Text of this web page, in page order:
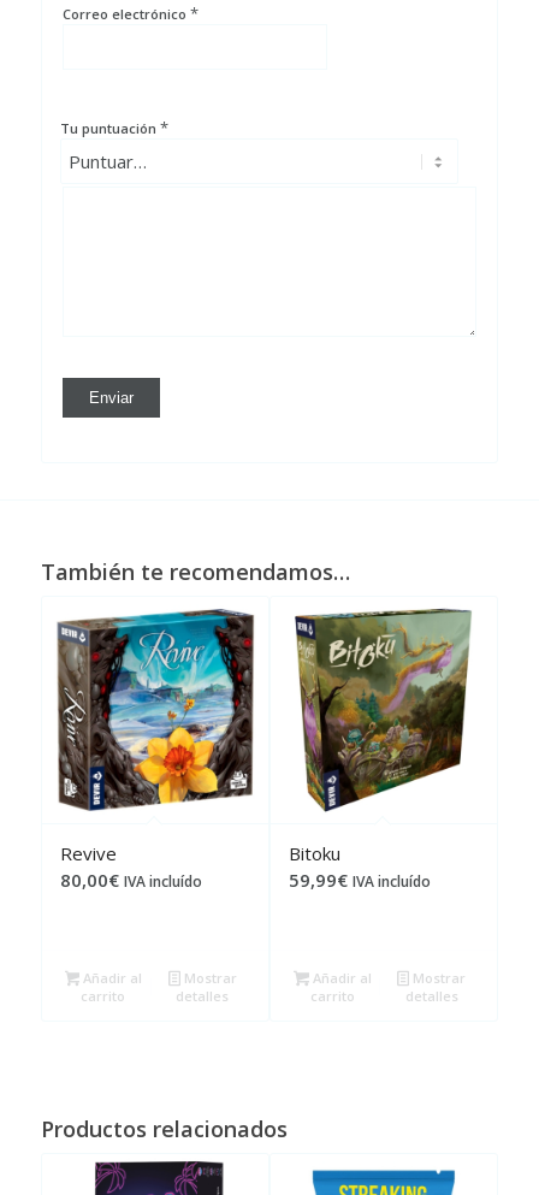
Correo electrónico *
Tu puntuación *
También te recomendamos…
Revive
80,00€ IVA incluído
Añadir al
carrito
Mostrar
detalles
Bitoku
59,99€ IVA incluído
Añadir al
carrito
Mostrar
detalles
Productos relacionados